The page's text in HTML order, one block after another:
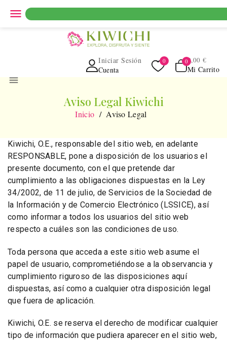
ENVIO GRATUITO EN PEDIDOS SUPERIORES A 69€ EN
PENINSULA
Cuenta
Iniciar Sesión
Mi Carrito
0,00 €
menu
Aviso Legal Kiwichi
Inicio Aviso Legal
Kiwichi, O.E., responsable del sitio web, en adelante
RESPONSABLE, pone a disposición de los usuarios el
presente documento, con el que pretende dar
cumplimiento a las obligaciones dispuestas en la Ley
34/2002, de 11 de julio, de Servicios de la Sociedad de
la Información y de Comercio Electrónico (LSSICE), así
como informar a todos los usuarios del sitio web
respecto a cuáles son las condiciones de uso.
Toda persona que acceda a este sitio web asume el
papel de usuario, comprometiéndose a la observancia y
cumplimiento riguroso de las disposiciones aquí
dispuestas, así como a cualquier otra disposición legal
que fuera de aplicación.
Kiwichi, O.E. se reserva el derecho de modificar cualquier
tipo de información que pudiera aparecer en el sitio web,
menu